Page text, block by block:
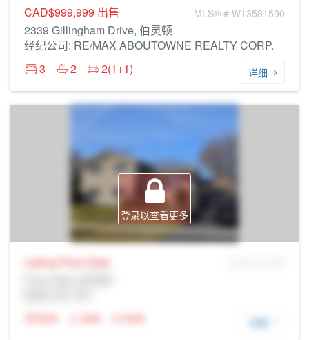
CAD$999,999 出售 MLS® # W13581590
2339 Gillingham Drive, 伯灵顿
经纪公司: RE/MAX ABOUTOWNE REALTY CORP.
3
2 2(1+1) 详细
登录以查看更多
Listing Price Sale
N/A
N/A N/A 详细